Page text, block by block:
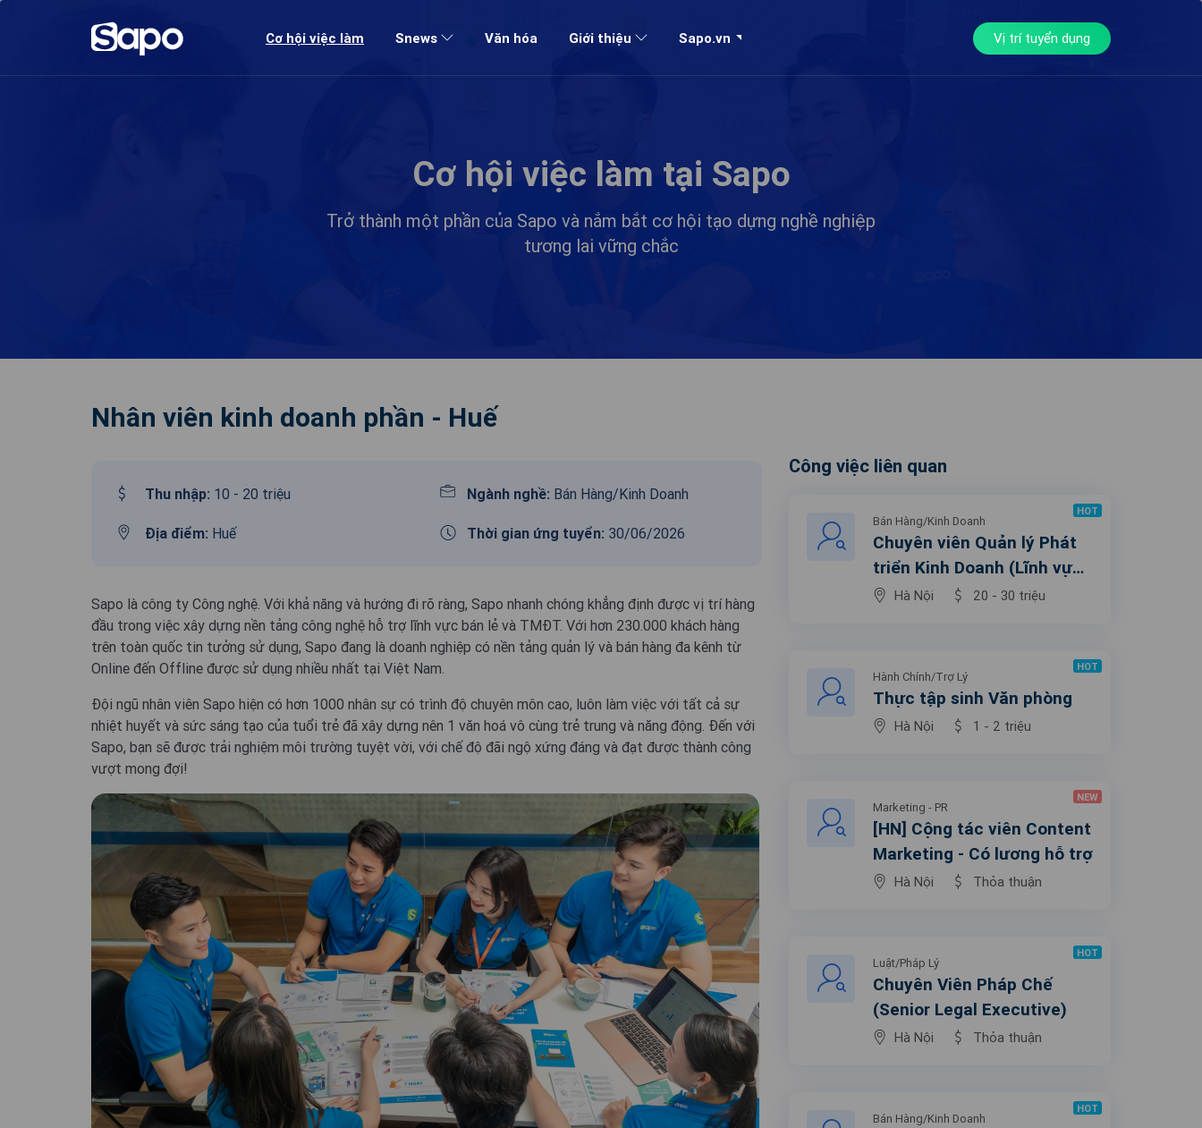
Cơ hội việc làm Snews Văn hóa Giới thiệu Sapo.vn Vị trí tuyển dụng
Cơ hội việc làm tại Sapo
Trở thành một phần của Sapo và nắm bắt cơ hội tạo dựng nghề nghiệp
tương lai vững chắc
Nhân viên kinh doanh phần - Huế
Thu nhập: 10 - 20 triệu Ngành nghề: Bán Hàng/Kinh Doanh
Địa điểm: Huế Thời gian ứng tuyển: 30/06/2026
Sapo là công ty Công nghệ. Với khả năng và hướng đi rõ ràng, Sapo nhanh chóng khẳng định được vị trí hàng
đầu trong việc xây dựng nền tảng công nghệ hỗ trợ lĩnh vực bán lẻ và TMĐT. Với hơn 230.000 khách hàng
trên toàn quốc tin tưởng sử dụng, Sapo đang là doanh nghiệp có nền tảng quản lý và bán hàng đa kênh từ
Online đến Offline được sử dụng nhiều nhất tại Việt Nam.
Đội ngũ nhân viên Sapo hiện có hơn 1000 nhân sự có trình độ chuyên môn cao, luôn làm việc với tất cả sự
nhiệt huyết và sức sáng tạo của tuổi trẻ đã xây dựng nên 1 văn hoá vô cùng trẻ trung và năng động. Đến với
Sapo, bạn sẽ được trải nghiệm môi trường tuyệt vời, với chế độ đãi ngộ xứng đáng và đạt được thành công
vượt mong đợi!
Công việc liên quan
HOT
Bán Hàng/Kinh Doanh
Chuyên viên Quản lý Phát
triển Kinh Doanh (Lĩnh vực
phần mềm)
Hà Nội 20 - 30 triệu
HOT
Hành Chính/Trợ Lý
Thực tập sinh Văn phòng
Hà Nội 1 - 2 triệu
NEW
Marketing - PR
[HN] Cộng tác viên Content
Marketing - Có lương hỗ trợ
Hà Nội Thỏa thuận
HOT
Luật/Pháp Lý
Chuyên Viên Pháp Chế
(Senior Legal Executive)
Hà Nội Thỏa thuận
HOT
Bán Hàng/Kinh Doanh